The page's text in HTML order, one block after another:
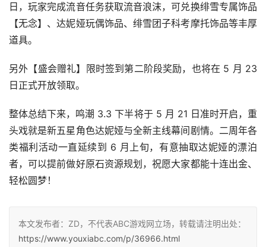
日，玩家完成流音任务获取流音浪沫，可兑换绯雪专属饰品
【无念】、达妮娅玩偶饰品、绯雪团子科考摩托饰品等丰厚
道具。
另外【盛会赠礼】限时签到第二阶段奖励，也将在 5 月 23
日正式开放领取。
整体总结下来，鸣潮 3.3 下半将于 5 月 21 日准时开启，重
头戏就是新五星角色达妮娅与全新主线幕间剧情。二周年各
类福利活动一直延续到 6 月上旬，有意抽取达妮娅的漂泊
者，可以提前做好原石资源规划，祝愿大家都能十连出金、
轻松圆梦！
本文发布者：ZD，不代表ABC游戏网立场，转载请注明出处：
https://www.youxiabc.com/p/36966.html